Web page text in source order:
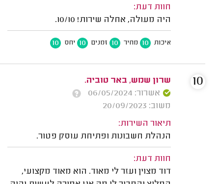
חוות דעת:
היה מעולה, אחלה שירות! 10/10.
איכות 10 מחיר 10 זמנים 10 יחס 10
שרון שמש, באר טוביה.
אשרור: 06/05/2024
משוב: 20/09/2023
תיאור השירות:
הנהלת חשבונות ופתיחת עוסק פטור.
חוות דעת:
דוד מצוין ועזר לי מאוד. הוא מאוד מקצועי,
10